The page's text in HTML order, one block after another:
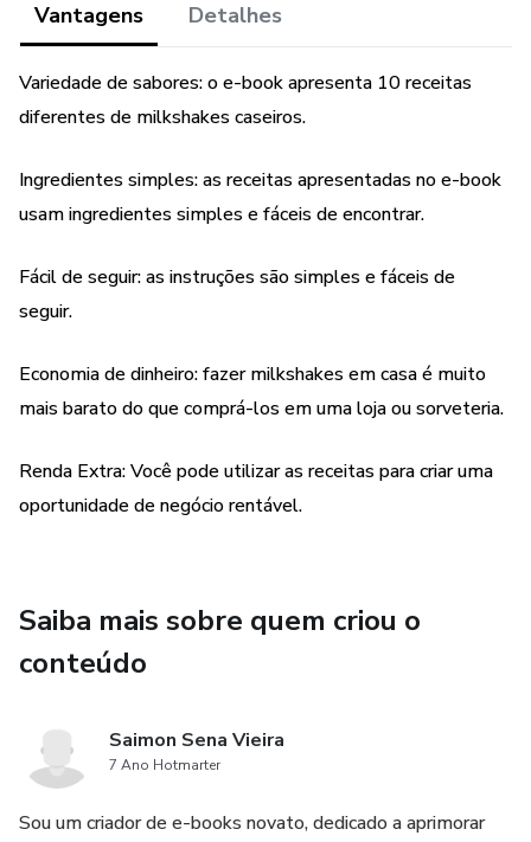
Vantagens Detalhes
Variedade de sabores: o e-book apresenta 10 receitas
diferentes de milkshakes caseiros.
Ingredientes simples: as receitas apresentadas no e-book
usam ingredientes simples e fáceis de encontrar.
Fácil de seguir: as instruções são simples e fáceis de
seguir.
Economia de dinheiro: fazer milkshakes em casa é muito
mais barato do que comprá-los em uma loja ou sorveteria.
Renda Extra: Você pode utilizar as receitas para criar uma
oportunidade de negócio rentável.
Saiba mais sobre quem criou o
conteúdo
Saimon Sena Vieira
7 Ano Hotmarter
Sou um criador de e-books novato, dedicado a aprimorar